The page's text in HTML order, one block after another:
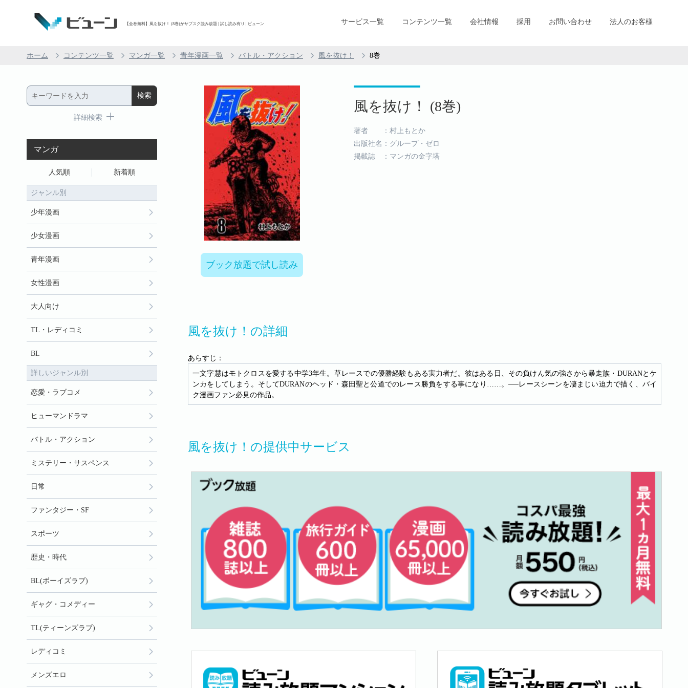
【全巻無料】風を抜け！ (8巻)がサブスク読み放題 | 試し読み有り | ビューン サービス一覧 コンテンツ一覧 会社情報 採用 お問い合わせ 法人のお客様
ホーム コンテンツ一覧 マンガ一覧 青年漫画一覧 バトル・アクション 風を抜け！ 8巻
ブック放題で試し読み
風を抜け！ (8巻)
著者 ：村上もとか
出版社名：グループ・ゼロ
掲載誌 ：マンガの金字塔
風を抜け！の詳細
あらすじ：
一文字慧はモトクロスを愛する中学3年生。草レースでの優勝経験もある実力者だ。彼はある日、その負けん気の強さから暴走族・DURANとケ
ンカをしてしまう。そしてDURANのヘッド・森田聖と公道でのレース勝負をする事になり……。──レースシーンを凄まじい迫力で描く、バイ
ク漫画ファン必見の作品。
風を抜け！の提供中サービス
詳細検索
マンガ
人気順 新着順
ジャンル別
少年漫画
少女漫画
青年漫画
女性漫画
大人向け
TL・レディコミ
BL
詳しいジャンル別
恋愛・ラブコメ
ヒューマンドラマ
バトル・アクション
ミステリー・サスペンス
日常
ファンタジー・SF
スポーツ
歴史・時代
BL(ボーイズラブ)
ギャグ・コメディー
TL(ティーンズラブ)
レディコミ
メンズエロ